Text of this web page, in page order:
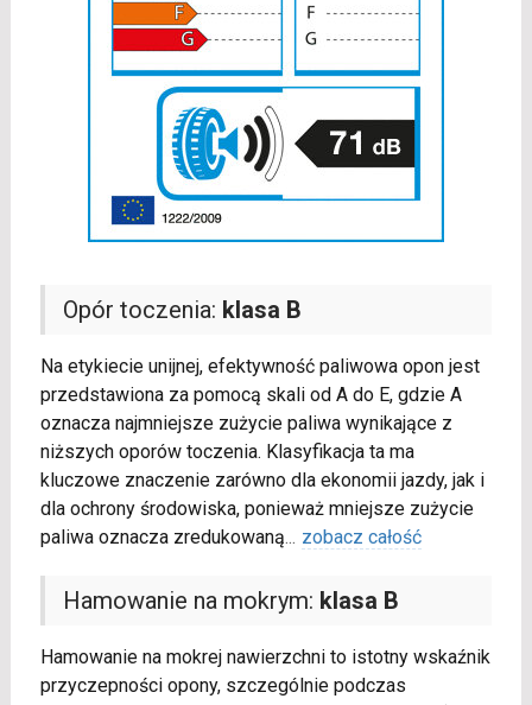
Opór toczenia: klasa B
Na etykiecie unijnej, efektywność paliwowa opon jest
przedstawiona za pomocą skali od A do E, gdzie A
oznacza najmniejsze zużycie paliwa wynikające z
niższych oporów toczenia. Klasyfikacja ta ma
kluczowe znaczenie zarówno dla ekonomii jazdy, jak i
dla ochrony środowiska, ponieważ mniejsze zużycie
paliwa oznacza zredukowaną... zobacz całość
Hamowanie na mokrym: klasa B
Hamowanie na mokrej nawierzchni to istotny wskaźnik
przyczepności opony, szczególnie podczas